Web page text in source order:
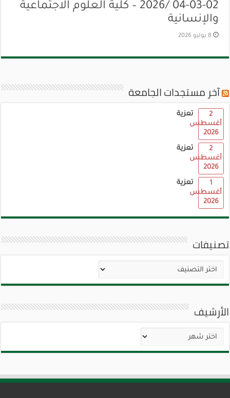
02-03-04 /2026 – كلية العلوم الاجتماعية
والإنسانية
8 يوليو 2026
آخر مستجدات الجامعة
تعزية
2
أغسطس
2026
تعزية
2
أغسطس
2026
تعزية
1
أغسطس
2026
تصنيفات
تصنيفات
الأرشيف
الأرشيف